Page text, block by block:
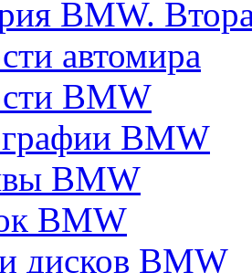
BMW.
автомира
BMW
BMW
BMW
BMW
дисков BMW